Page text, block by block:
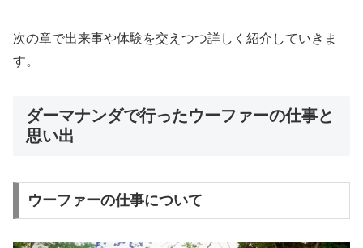
次の章で出来事や体験を交えつつ詳しく紹介していきま
す。
ダーマナンダで行ったウーファーの仕事と
思い出
ウーファーの仕事について